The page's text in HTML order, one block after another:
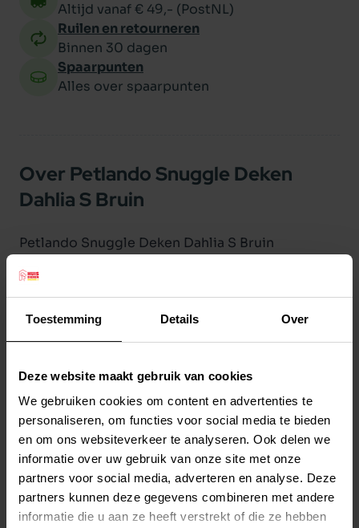
Toestemming Details Over
Deze website maakt gebruik van cookies
We gebruiken cookies om content en advertenties te
personaliseren, om functies voor social media te bieden
en om ons websiteverkeer te analyseren. Ook delen we
informatie over uw gebruik van onze site met onze
partners voor social media, adverteren en analyse. Deze
partners kunnen deze gegevens combineren met andere
informatie die u aan ze heeft verstrekt of die ze hebben
Altijd vanaf € 49,- (PostNL)
Ruilen en retourneren
Binnen 30 dagen
Spaarpunten
Alles over spaarpunten
Over Petlando Snuggle Deken
Dahlia S Bruin
Petlando Snuggle Deken Dahlia S Bruin
gecertificeerd.
Afmeting: 100 x 70 cm.
Kleur: Bruin
Productspecificaties
Stel uw bestelherinnering in:(2 weken)
2 weken
Elke
4 weken
Elke
6 weken